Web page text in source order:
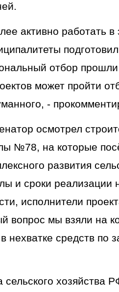
активно работать
отбор
может пройти
-
осмотрел
№78, на которые
развития
и сроки реализации
исполнители
вопрос мы взяли на
средств по
хозяйства